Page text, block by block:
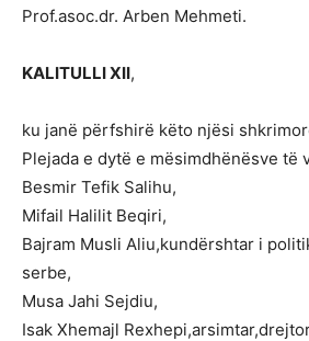
Prof.asoc.dr. Arben Mehmeti.
KALITULLI XII,
ku janë përfshirë këto njësi
Plejada e dytë e mësimdhënësve të
Besmir Tefik Salihu,
Mifail Halilit Beqiri,
Bajram Musli Aliu,kundërshtar i
serbe,
Musa Jahi Sejdiu,
Isak Xhemajl